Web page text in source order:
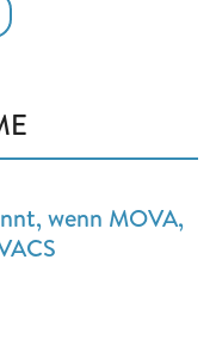
wenn MOVA,